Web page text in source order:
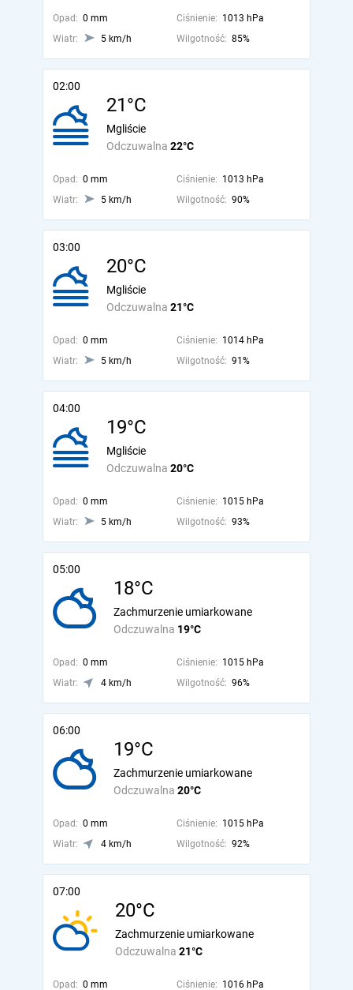
Opad: 0 mm Ciśnienie: 1013 hPa
Wiatr:
5 km/h Wilgotność: 85%
02:00
21°C
Odczuwalna 22°C
Mgliście
Opad: 0 mm Ciśnienie: 1013 hPa
Wiatr:
5 km/h Wilgotność: 90%
03:00
20°C
Odczuwalna 21°C
Mgliście
Opad: 0 mm Ciśnienie: 1014 hPa
Wiatr:
5 km/h Wilgotność: 91%
04:00
19°C
Odczuwalna 20°C
Mgliście
Opad: 0 mm Ciśnienie: 1015 hPa
Wiatr:
5 km/h Wilgotność: 93%
05:00
18°C
Odczuwalna 19°C
Zachmurzenie umiarkowane
Opad: 0 mm Ciśnienie: 1015 hPa
Wiatr:
4 km/h Wilgotność: 96%
06:00
19°C
Odczuwalna 20°C
Zachmurzenie umiarkowane
Opad: 0 mm Ciśnienie: 1015 hPa
Wiatr:
4 km/h Wilgotność: 92%
07:00
20°C
Odczuwalna 21°C
Zachmurzenie umiarkowane
Opad: 0 mm Ciśnienie: 1016 hPa